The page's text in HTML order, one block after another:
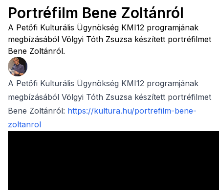
Portréfilm Bene Zoltánról
A Petőfi Kulturális Ügynökség KMI12 programjának
megbízásából Völgyi Tóth Zsuzsa készített portréfilmet
Bene Zoltánról.
A Petőfi Kulturális Ügynökség KMI12 programjának
megbízásából Völgyi Tóth Zsuzsa készített portréfilmet
Bene Zoltánról: https://kultura.hu/portrefilm-bene-
zoltanrol